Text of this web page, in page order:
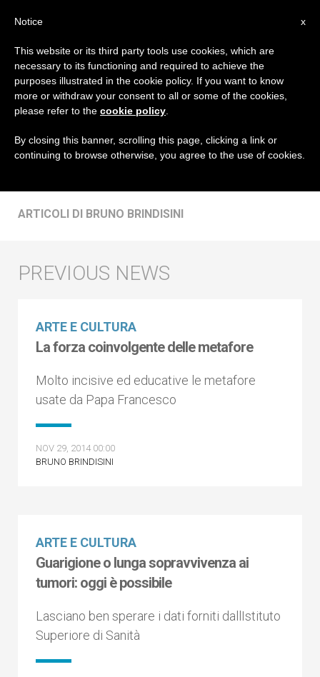
AUTORE
Bruno Brindisini
ARTICOLI DI BRUNO BRINDISINI
ARTE E CULTURA
La forza coinvolgente delle metafore
Molto incisive ed educative le metafore
usate da Papa Francesco
NOV 29, 2014 00:00
BRUNO BRINDISINI
ARTE E CULTURA
Guarigione o lunga sopravvivenza ai
tumori: oggi è possibile
Lasciano ben sperare i dati forniti dallIstituto
Superiore di Sanità
x
Notice
This website or its third party tools use cookies, which are
necessary to its functioning and required to achieve the
purposes illustrated in the cookie policy. If you want to know
more or withdraw your consent to all or some of the cookies,
please refer to the cookie policy
By closing this banner, scrolling this page, clicking a link or
continuing to browse otherwise, you agree to the use of cookies.